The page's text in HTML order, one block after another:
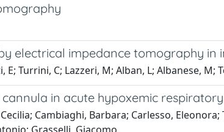
electrical impedance tomography
Turrini, C; Lazzeri, M; Alban, L; Albanese,
in acute hypoxemic
Cambiaghi, Barbara; Carlesso,